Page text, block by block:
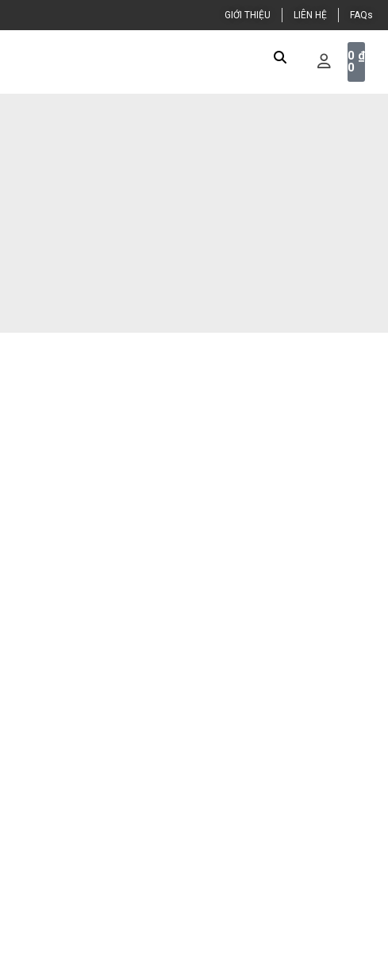
GIỚI THIỆU LIÊN HỆ FAQs
0 ₫
0